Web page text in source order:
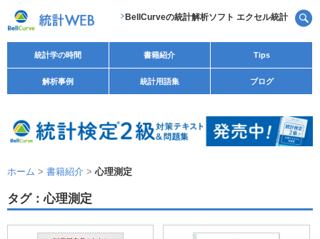
BellCurveの統計解析ソフト エクセル統計
統計学の時間 書籍紹介 Tips
解析事例 統計用語集 ブログ
ホーム > 書籍紹介 >心理測定
タグ：心理測定